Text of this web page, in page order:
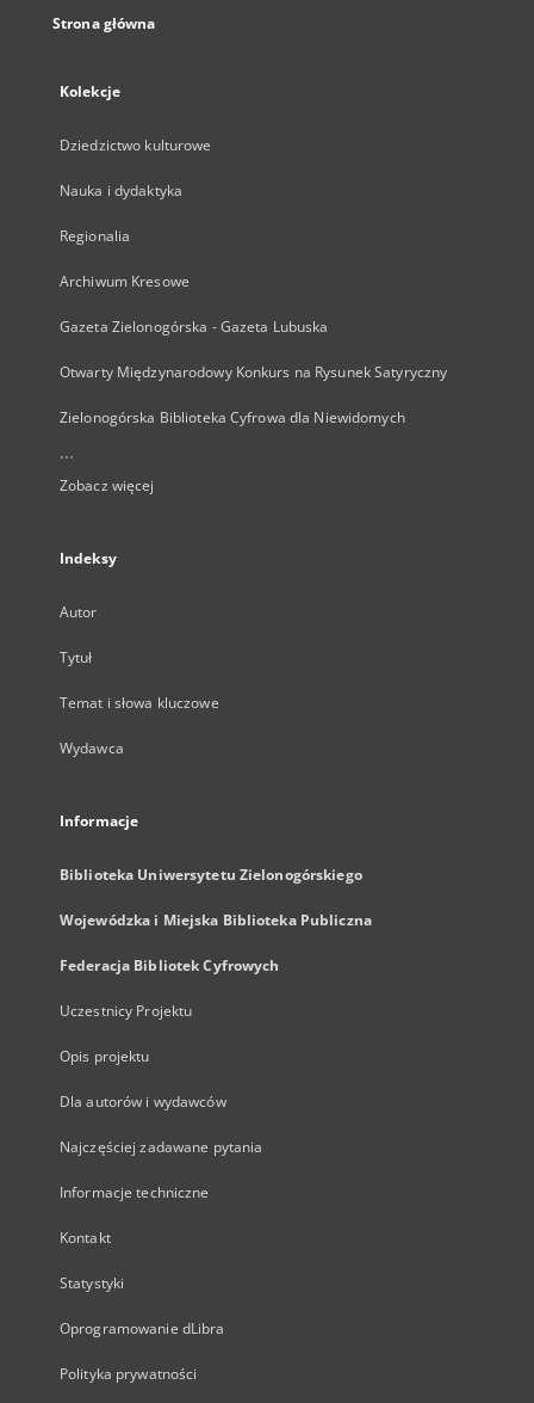
Strona główna
Kolekcje
Dziedzictwo kulturowe
Nauka i dydaktyka
Regionalia
Archiwum Kresowe
Gazeta Zielonogórska - Gazeta Lubuska
Otwarty Międzynarodowy Konkurs na Rysunek Satyryczny
Zielonogórska Biblioteka Cyfrowa dla Niewidomych
...
Zobacz więcej
Indeksy
Autor
Tytuł
Temat i słowa kluczowe
Wydawca
Informacje
Biblioteka Uniwersytetu Zielonogórskiego
Wojewódzka i Miejska Biblioteka Publiczna
Federacja Bibliotek Cyfrowych
Uczestnicy Projektu
Opis projektu
Dla autorów i wydawców
Najczęściej zadawane pytania
Informacje techniczne
Kontakt
Statystyki
Oprogramowanie dLibra
Polityka prywatności